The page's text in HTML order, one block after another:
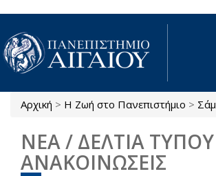
Παράκαμψη προς το κυρίως περιεχόμενο
Είστε εδώ
Αρχική > Η Ζωή στο Πανεπιστήμιο >
ΝΕΑ / ΔΕΛΤΙΑ
ΑΝΑΚΟΙΝΩΣΕΙΣ